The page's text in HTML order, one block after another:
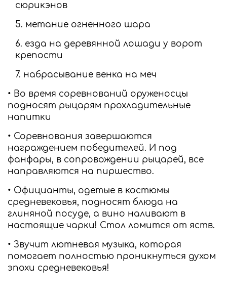
сюрикэнов
метание огненного шара
езда на деревянной лошади у ворот
крепости
набрасывание венка на меч
• Во время соревнований оруженосцы
подносят рыцарям прохладительные
напитки
• Соревнования завершаются
награждением победителей. И под
фанфары, в сопровождении рыцарей, все
направляются на пиршество.
• Официанты, одетые в костюмы
средневековья, подносят блюда на
глиняной посуде, а вино наливают в
настоящие чарки! Стол ломится от яств.
• Звучит лютневая музыка, которая
помогает полностью проникнуться духом
эпохи средневековья!